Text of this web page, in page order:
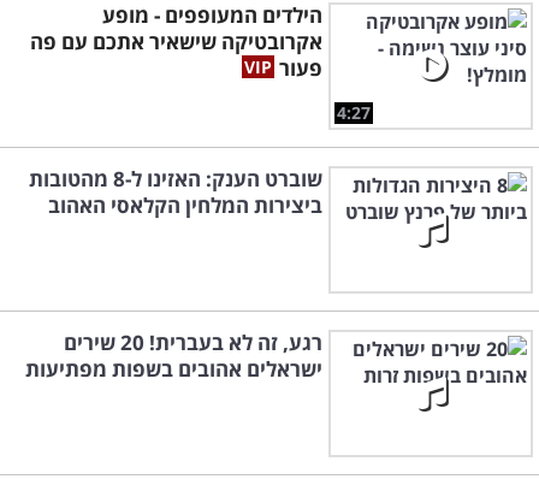
4:27
הילדים המעופפים - מופע
אקרובטיקה שישאיר אתכם עם פה
פעור
שוברט הענק: האזינו ל-8 מהטובות
ביצירות המלחין הקלאסי האהוב
רגע, זה לא בעברית! 20 שירים
ישראלים אהובים בשפות מפתיעות